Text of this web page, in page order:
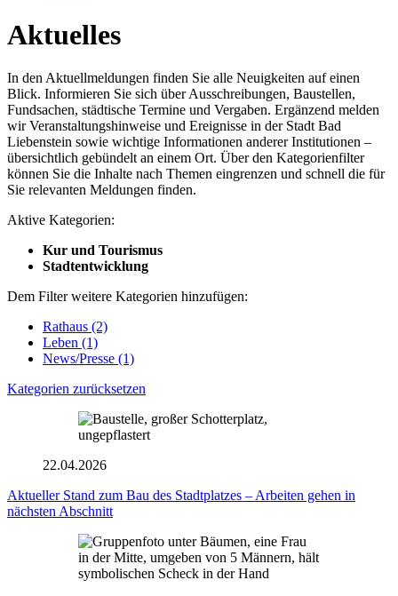
Aktuelles
In den Aktuellmeldungen finden Sie alle Neuigkeiten auf einen
Blick. Informieren Sie sich über Ausschreibungen, Baustellen,
Fundsachen, städtische Termine und Vergaben. Ergänzend melden
wir Veranstaltungshinweise und Ereignisse in der Stadt Bad
Liebenstein sowie wichtige Informationen anderer Institutionen –
übersichtlich gebündelt an einem Ort. Über den Kategorienfilter
können Sie die Inhalte nach Themen eingrenzen und schnell die für
Sie relevanten Meldungen finden.
Aktive Kategorien:
Kur und Tourismus
Stadtentwicklung
Dem Filter weitere Kategorien hinzufügen:
Rathaus (2)
Leben (1)
News/Presse (1)
Kategorien zurücksetzen
22.04.2026
Aktueller Stand zum Bau des Stadtplatzes – Arbeiten gehen in
nächsten Abschnitt